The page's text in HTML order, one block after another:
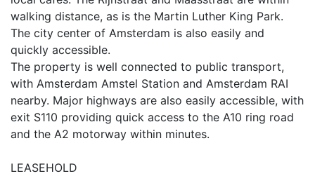
walking distance, as is the Martin Luther King Park.
The city center of Amsterdam is also easily and
quickly accessible.
The property is well connected to public transport,
with Amsterdam Amstel Station and Amsterdam RAI
nearby. Major highways are also easily accessible, with
exit S110 providing quick access to the A10 ring road
and the A2 motorway within minutes.
LEASEHOLD